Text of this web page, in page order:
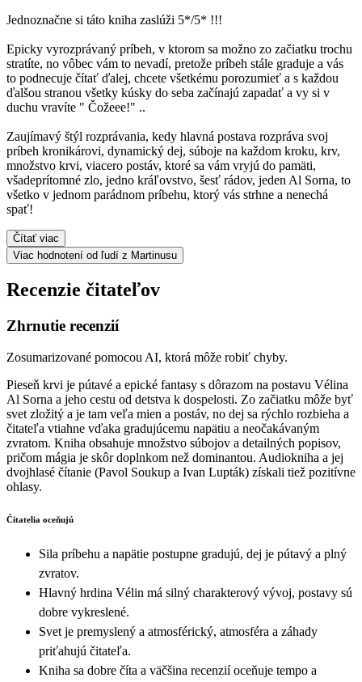
Jednoznačne si táto kniha zaslúži 5*/5* !!!
Epicky vyrozprávaný príbeh, v ktorom sa možno zo začiatku trochu
stratíte, no vôbec vám to nevadí, pretože príbeh stále graduje a vás
to podnecuje čítať ďalej, chcete všetkému porozumieť a s každou
ďalšou stranou všetky kúsky do seba začínajú zapadať a vy si v
duchu vravíte " Čožeee!" ..
Zaujímavý štýl rozprávania, kedy hlavná postava rozpráva svoj
príbeh kronikárovi, dynamický dej, súboje na každom kroku, krv,
množstvo krvi, viacero postáv, ktoré sa vám vryjú do pamäti,
všadeprítomné zlo, jedno kráľovstvo, šesť rádov, jeden Al Sorna, to
všetko v jednom parádnom príbehu, ktorý vás strhne a nenechá
spať!
Čítať viac
Viac hodnotení od ľudí z Martinusu
Recenzie čitateľov
Zhrnutie recenzií
Zosumarizované pomocou AI, ktorá môže robiť chyby.
Pieseň krvi je pútavé a epické fantasy s dôrazom na postavu Vélinа
Al Sorna a jeho cestu od detstva k dospelosti. Zo začiatku môže byť
svet zložitý a je tam veľa mien a postáv, no dej sa rýchlo rozbieha a
čitateľa vtiahne vďaka gradujúcemu napätiu a neočakávaným
zvratom. Kniha obsahuje množstvo súbojov a detailných popisov,
pričom mágia je skôr doplnkom než dominantou. Audiokniha a jej
dvojhlasé čítanie (Pavol Soukup a Ivan Lupták) získali tiež pozitívne
ohlasy.
Čitatelia oceňujú
Sila príbehu a napätie postupne gradujú, dej je pútavý a plný
zvratov.
Hlavný hrdina Vélin má silný charakterový vývoj, postavy sú
dobre vykreslené.
Svet je premyslený a atmosférický, atmosféra a záhady
priťahujú čitateľa.
Kniha sa dobre číta a väčšina recenzií oceňuje tempo a